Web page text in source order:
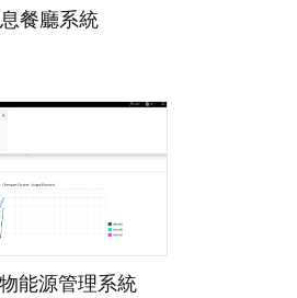
餐廳系統
能源管理系統